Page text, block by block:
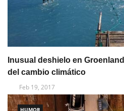
Inusual deshielo en
del cambio climático
Feb 19, 2017